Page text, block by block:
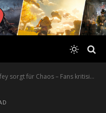
Chaos – Fans kritisieren Fayes hässliches Design